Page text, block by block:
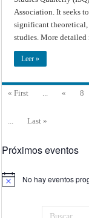
Association. It seeks
significant
studies. More
Leer »
« First « 8
Last »
Próximos eventos
Aviso No hay eventos